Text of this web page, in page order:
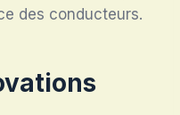
des conducteurs.